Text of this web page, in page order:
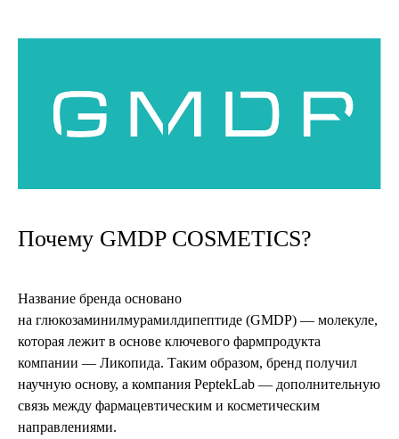
Почему GMDP COSMETICS?
Название бренда основано
на глюкозаминилмурамилдипептиде (GMDP) — молекуле,
которая лежит в основе ключевого фармпродукта
компании — Ликопида. Таким образом, бренд получил
научную основу, а компания PeptekLab — дополнительную
связь между фармацевтическим и косметическим
направлениями.